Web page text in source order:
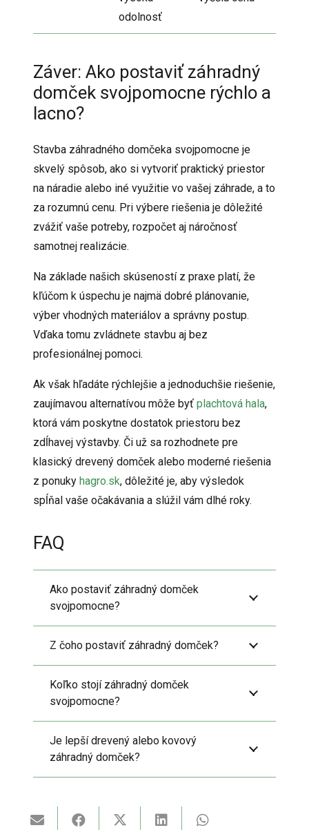
odolnosť
Záver: Ako postaviť záhradný
domček svojpomocne rýchlo a
lacno?
Stavba záhradného domčeka svojpomocne je
skvelý spôsob, ako si vytvoriť praktický priestor
na náradie alebo iné využitie vo vašej záhrade, a to
za rozumnú cenu. Pri výbere riešenia je dôležité
zvážiť vaše potreby, rozpočet aj náročnosť
samotnej realizácie.
Na základe našich skúseností z praxe platí, že
kľúčom k úspechu je najmä dobré plánovanie,
výber vhodných materiálov a správny postup.
Vďaka tomu zvládnete stavbu aj bez
profesionálnej pomoci.
Ak však hľadáte rýchlejšie a jednoduchšie riešenie,
zaujímavou alternatívou môže byť plachtová hala,
ktorá vám poskytne dostatok priestoru bez
zdĺhavej výstavby. Či už sa rozhodnete pre
klasický drevený domček alebo moderné riešenia
z ponuky hagro.sk, dôležité je, aby výsledok
spĺňal vaše očakávania a slúžil vám dlhé roky.
FAQ
Ako postaviť záhradný domček
svojpomocne?
Z čoho postaviť záhradný domček?
Koľko stojí záhradný domček
svojpomocne?
Je lepší drevený alebo kovový
záhradný domček?